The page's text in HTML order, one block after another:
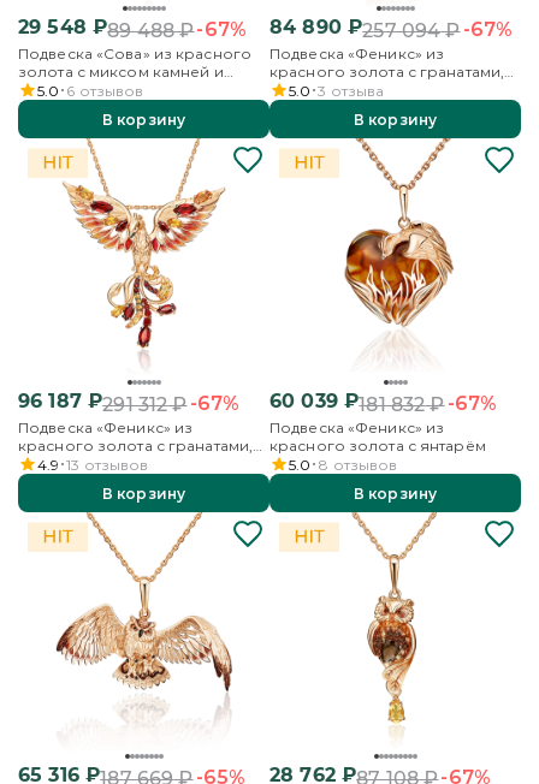
29 548 ₽89 488₽-67%
Подвеска «Сова» из красного
золота с миксом камней и
эмалью
5.0 6 отзывов
В корзину
84 890₽257 094₽-67%
Подвеска «Феникс» из
красного золота с гранатами,
цитринами и эмалью
5.0 3 отзыва
В корзину
96 187₽291 312₽-67%
Подвеска «Феникс» из
красного золота с гранатами,
цитринами и эмалью
4.9 13 отзывов
В корзину
60 039₽181 832₽-67%
Подвеска «Феникс» из
красного золота с янтарём
5.0 8 отзывов
В корзину
65 316₽187 669₽-65% 28 762₽87 108₽-67%